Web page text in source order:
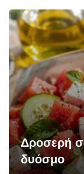
Δροσερή
δυόσμο